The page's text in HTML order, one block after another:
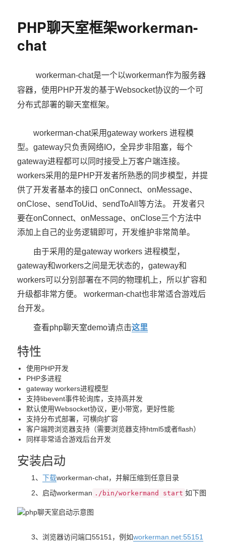
类
迭
代
方
PHP聊天室框架workerman-
chat
workerman-chat是一个以workerman作为服务器
容器，使用PHP开发的基于Websocket协议的一个可
分布式部署的聊天室框架。
workerman-chat采用gateway workers 进程模
型。gateway只负责网络IO，全异步非阻塞，每个
gateway进程都可以同时接受上万客户端连接。
workers采用的是PHP开发者所熟悉的同步模型，并提
供了开发者基本的接口 onConnect、onMessage、
onClose、sendToUid、sendToAll等方法。 开发者只
要在onConnect、onMessage、onClose三个方法中
添加上自己的业务逻辑即可，开发维护非常简单。
由于采用的是gateway workers 进程模型，
gateway和workers之间是无状态的，gateway和
workers可以分别部署在不同的物理机上，所以扩容和
升级都非常方便。 workerman-chat也非常适合游戏后
台开发。
查看php聊天室demo请点击这里
特性
使用PHP开发
PHP多进程
gateway workers进程模型
支持libevent事件轮询库，支持高并发
默认使用Websocket协议，更小带宽，更好性能
支持分布式部署，可横向扩容
客户端跨浏览器支持（需要浏览器支持html5或者flash）
同样非常适合游戏后台开发
安装启动
1、下载workerman-chat，并解压缩到任意目录
2、启动workerman ./bin/workermand start 如下图
3、浏览器访问端口55151，例如workerman.net:55151